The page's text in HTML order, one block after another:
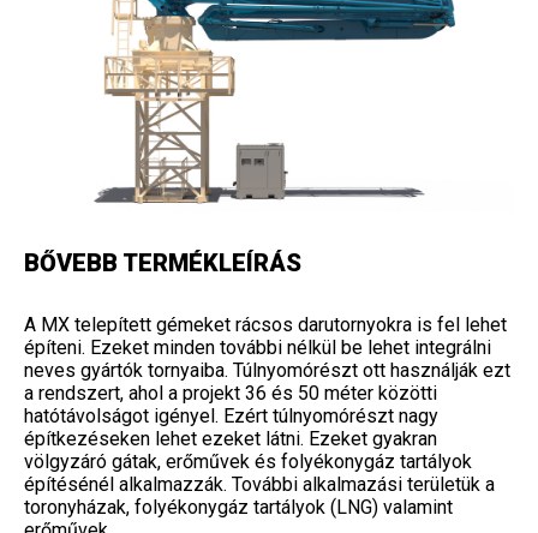
BŐVEBB TERMÉKLEÍRÁS
A MX telepített gémeket rácsos darutornyokra is fel lehet
építeni. Ezeket minden további nélkül be lehet integrálni
neves gyártók tornyaiba. Túlnyomórészt ott használják ezt
a rendszert, ahol a projekt 36 és 50 méter közötti
hatótávolságot igényel. Ezért túlnyomórészt nagy
építkezéseken lehet ezeket látni. Ezeket gyakran
völgyzáró gátak, erőművek és folyékonygáz tartályok
építésénél alkalmazzák. További alkalmazási területük a
toronyházak, folyékonygáz tartályok (LNG) valamint